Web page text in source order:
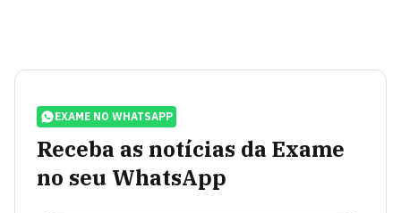
EXAME NO WHATSAPP
Receba as notícias da Exame
no seu WhatsApp